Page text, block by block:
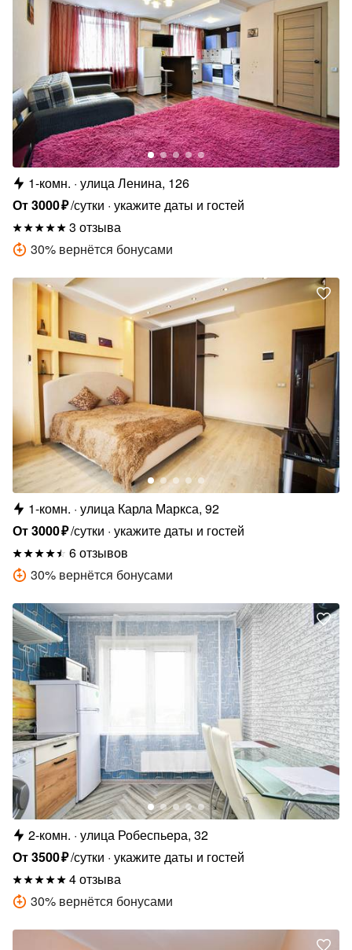
1-комн. улица Ленина, 126
От3000₽/сутки укажите даты и гостей
3 отзыва
30% вернётся бонусами
1-комн. улица Карла Маркса, 92
От3000₽/сутки укажите даты и гостей
6 отзывов
30% вернётся бонусами
2-комн. улица Робеспьера, 32
От3500₽/сутки укажите даты и гостей
4 отзыва
30% вернётся бонусами